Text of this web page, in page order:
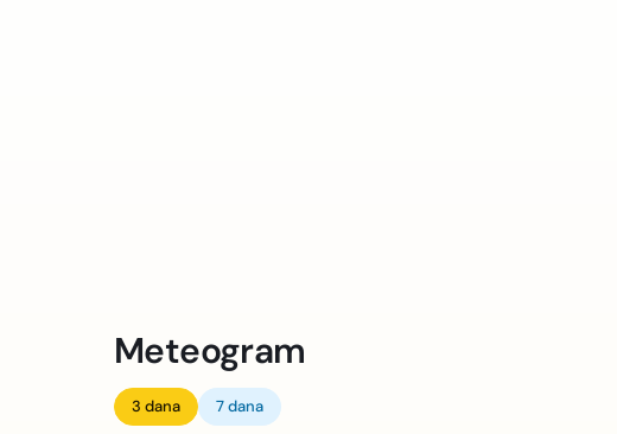
Meteogram
3 dana 7 dana